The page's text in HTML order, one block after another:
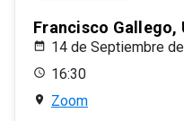
Francisco
14 de Septiembre
16:30
Zoom